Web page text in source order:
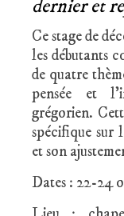
dernier et
Ce stage de
les débutants
de quatre
pensée et
grégorien.
spécifique sur
et son
Dates : 22-24